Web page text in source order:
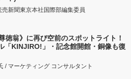
売新聞東京本社国際部編集委員
徳翁》に再び空前のスポットライト！
「KINJIRO!」・記念館開館・銅像も復
/ マーケティング コンサルタント